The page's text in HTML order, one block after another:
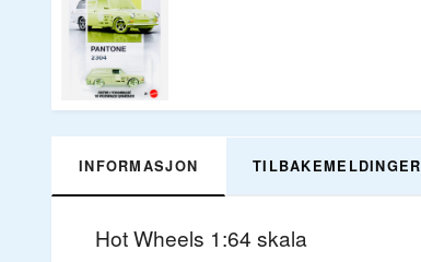
INFORMASJON TILBAKEMELDINGER
Hot Wheels 1:64 skala